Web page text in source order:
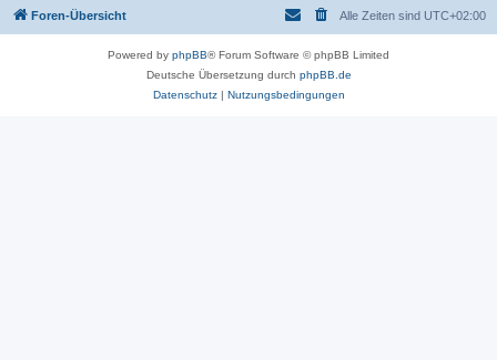
Foren-Übersicht Alle Zeiten sind UTC+02:00
Powered by phpBB® Forum Software © phpBB Limited
Deutsche Übersetzung durch phpBB.de
Datenschutz| Nutzungsbedingungen